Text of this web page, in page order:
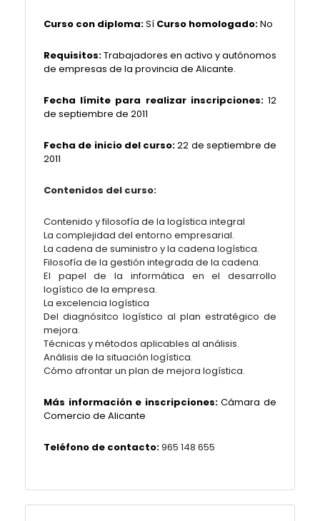
Curso con diploma:Sí Curso homologado:No
Requisitos:Trabajadores en activo y autónomos
de empresas de la provincia de Alicante.
Fecha límite para realizar inscripciones: 12
de septiembre de 2011
Fecha de inicio del curso:22 de septiembre de
2011
Contenidos del curso:
Contenido y filosofía de la logística integral
La complejidad del entorno empresarial.
La cadena de suministro y la cadena logística.
Filosofía de la gestión integrada de la cadena.
El papel de la informática en el desarrollo
logístico de la empresa.
La excelencia logística
Del diagnósitco logístico al plan estratégico de
mejora.
Técnicas y métodos aplicables al análisis.
Análisis de la situación logística.
Cómo afrontar un plan de mejora logística.
Más información e inscripciones:Cámara de
Comercio de Alicante
Teléfono de contacto:965 148 655